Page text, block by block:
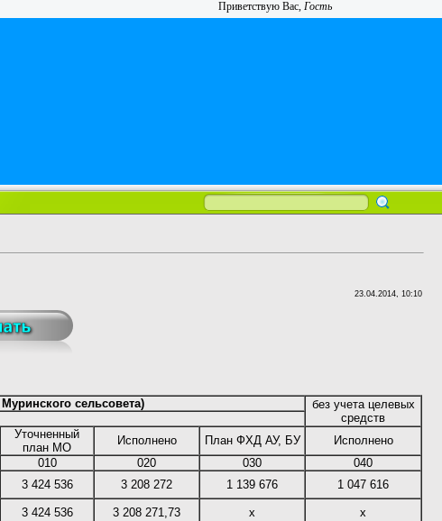
Приветствую Вас, Гость
23.04.2014, 10:10
Муринскогосельсовета)
без учета целевых
средств
Уточненный
план МО
Исполнено План ФХД АУ, БУ
Исполнено
010 020 030
040
3 424 536 3 208 272 1 139 676 1 047 616
3 424 536 3 208 271,73 х
х